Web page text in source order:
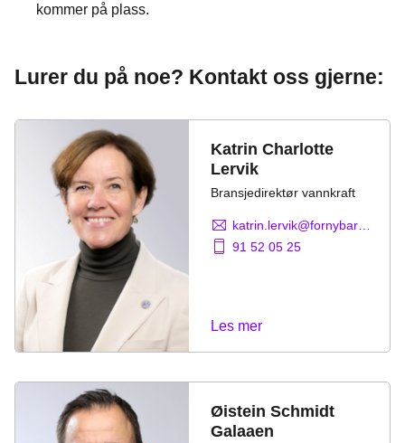
kommer på plass.
Lurer du på noe? Kontakt oss gjerne:
Katrin Charlotte
Lervik
Bransjedirektør vannkraft
91 52 05 25
Les mer
Øistein Schmidt
Galaaen